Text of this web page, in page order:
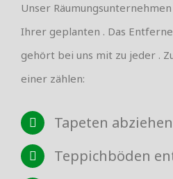
Unser
Ihrer geplanten . Das
gehört bei uns mit zu jeder .
einer zählen:
Tapeten abziehen
Teppichböden